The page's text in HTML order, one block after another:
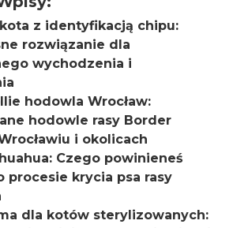
z identyfikacją chipu:
rozwiązanie dla
wychodzenia i
hodowla Wrocław:
hodowle rasy Border
i okolicach
Czego powinieneś
procesie krycia psa rasy
dla kotów sterylizowanych: